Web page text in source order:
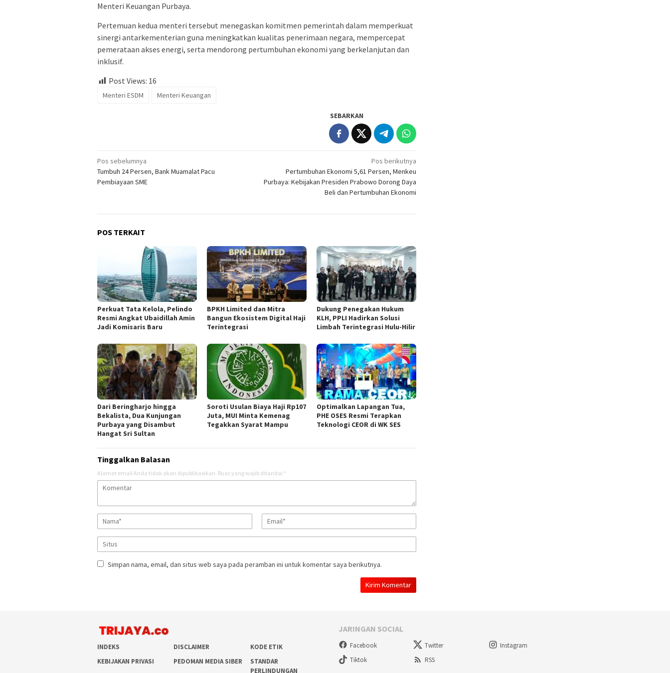
Menteri Keuangan Purbaya.
Pertemuan kedua menteri tersebut menegaskan komitmen pemerintah dalam memperkuat
sinergi antarkementerian guna meningkatkan kualitas penerimaan negara, mempercepat
pemerataan akses energi, serta mendorong pertumbuhan ekonomi yang berkelanjutan dan
inklusif.
Post Views: 16
Menteri ESDM Menteri Keuangan
SEBARKAN
Navigasi
pos
Pos sebelumnya
Tumbuh 24 Persen, Bank Muamalat Pacu
Pembiayaan SME
Pos berikutnya
Pertumbuhan Ekonomi 5,61 Persen, Menkeu
Purbaya: Kebijakan Presiden Prabowo Dorong Daya
Beli dan Pertumbuhan Ekonomi
POS TERKAIT
​Perkuat Tata Kelola, Pelindo
Resmi Angkat Ubaidillah Amin
Jadi Komisaris Baru
BPKH Limited dan Mitra
Bangun Ekosistem Digital Haji
Terintegrasi
Dukung Penegakan Hukum
KLH, PPLI Hadirkan Solusi
Limbah Terintegrasi Hulu-Hilir
Dari Beringharjo hingga
Bekalista, Dua Kunjungan
Purbaya yang Disambut
Hangat Sri Sultan
Soroti Usulan Biaya Haji Rp107
Juta, MUI Minta Kemenag
Tegakkan Syarat Mampu
Optimalkan Lapangan Tua,
PHE OSES Resmi Terapkan
Teknologi CEOR di WK SES
Tinggalkan Balasan
Alamat email Anda tidak akan dipublikasikan. Ruas yang wajib ditandai *
Simpan nama, email, dan situs web saya pada peramban ini untuk komentar saya berikutnya.
INDEKS DISCLAIMER
KODE ETIK
KEBIJAKAN PRIVASI
PEDOMAN MEDIA SIBER
STANDAR
PERLINDUNGAN
JARINGAN SOCIAL
Facebook Twitter
Instagram
Tiktok
RSS